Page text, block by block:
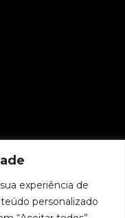
experiência de
personalizado